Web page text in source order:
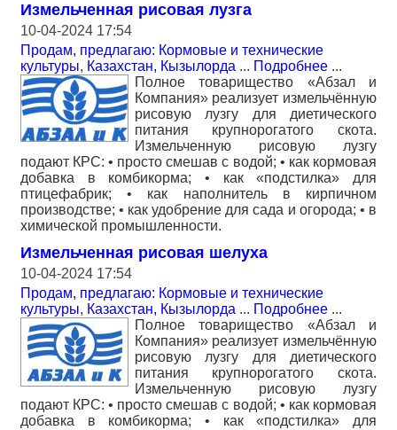
Измельченная рисовая лузга
10-04-2024 17:54
Продам, предлагаю: Кормовые и технические
культуры, Казахстан, Кызылорда ... Подробнее ...
Полное товарищество «Абзал и
Компания» реализует измельчённую
рисовую лузгу для диетического
питания крупнорогатого скота.
Измельченную рисовую лузгу
подают КРС: • просто смешав с водой; • как кормовая
добавка в комбикорма; • как «подстилка» для
птицефабрик; • как наполнитель в кирпичном
производстве; • как удобрение для сада и огорода; • в
химической промышленности.
Измельченная рисовая шелуха
10-04-2024 17:54
Продам, предлагаю: Кормовые и технические
культуры, Казахстан, Кызылорда ... Подробнее ...
Полное товарищество «Абзал и
Компания» реализует измельчённую
рисовую лузгу для диетического
питания крупнорогатого скота.
Измельченную рисовую лузгу
подают КРС: • просто смешав с водой; • как кормовая
добавка в комбикорма; • как «подстилка» для